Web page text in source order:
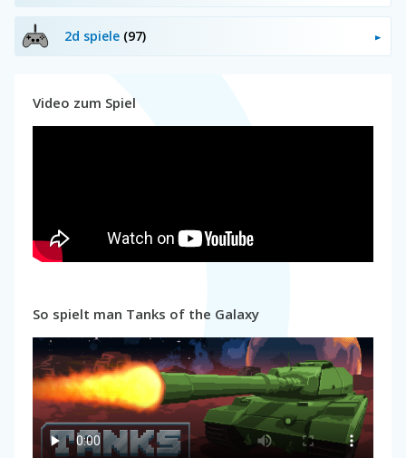
2d spiele (97)
Video zum Spiel
So spielt man Tanks of the Galaxy